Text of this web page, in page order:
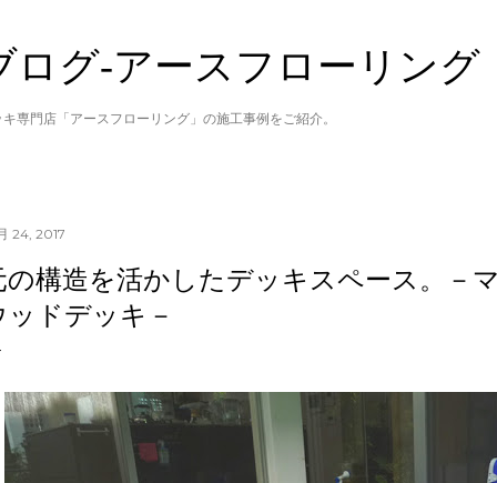
ログ‐アースフローリング
専門店「アースフローリング」の施工事例をご紹介。
24, 2017
の構造を活かしたデッキスペース。－
ッドデッキ－